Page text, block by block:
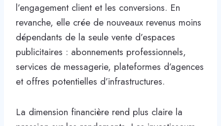
l’engagement client et les conversions. En
revanche, elle crée de nouveaux revenus moins
dépendants de la seule vente d’espaces
publicitaires : abonnements professionnels,
services de messagerie, plateformes d’agences
et offres potentielles d’infrastructures.
La dimension financière rend plus claire la